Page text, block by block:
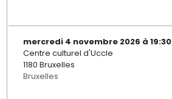
mercredi 4 novembre 2026 à 19:30
Centre culturel d'Uccle
1180 Bruxelles
Bruxelles